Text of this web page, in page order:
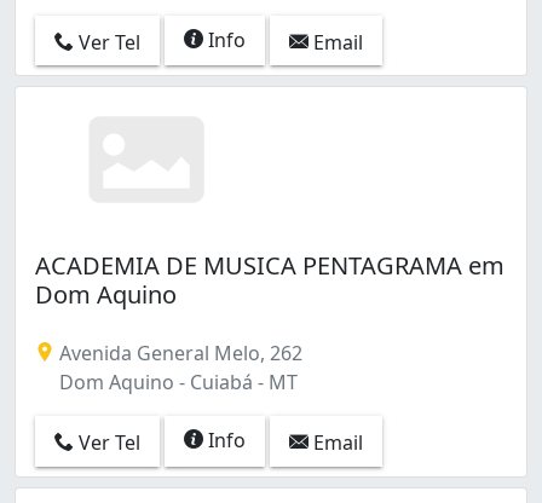
Ver Tel Info Email
ACADEMIA DE MUSICA PENTAGRAMA em
Dom Aquino
Avenida General Melo, 262
Dom Aquino - Cuiabá - MT
Ver Tel Info Email